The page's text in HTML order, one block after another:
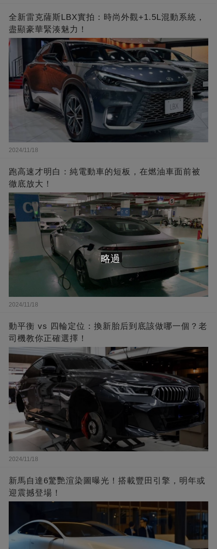
全新雷克薩斯LBX實拍：時尚外觀+1.5L混動系統，
盡顯豪華緊湊魅力！
2024/11/18
跑高速才明白：純電動車的短板，在燃油車面前被
徹底放大！
2024/11/18
動平衡 vs 四輪定位：換新胎后到底該做哪一個？老
司機教你正確選擇！
2024/11/18
新馬自達6驚艷渲染圖曝光！搭載豐田引擎，明年或
迎震撼登場！
略過